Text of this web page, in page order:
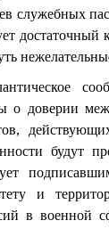
служебных
о доверии
будут
и
в военной